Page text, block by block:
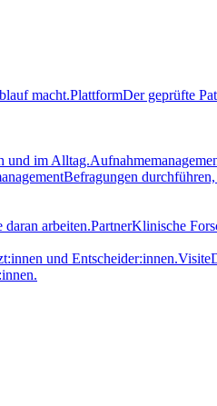
macht.PlattformDer geprüfte
und im Alltag.
Befragungen
arbeiten.PartnerKlinische
und Entscheider:innen.Visite